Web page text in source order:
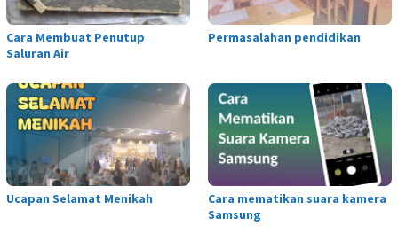
Cara Membuat Penutup
Saluran Air
Permasalahan pendidikan
Ucapan Selamat Menikah
Cara mematikan suara kamera
Samsung